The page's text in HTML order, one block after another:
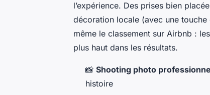
l’expérience. Des prises bien
décoration locale (avec une
même le classement sur Airbnb :
plus haut dans les résultats.
📸 Shooting photo
histoire